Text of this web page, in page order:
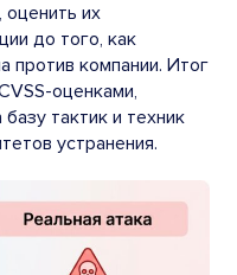
их
до того, как
против компании. Итог
оценками,
тактик и техник
устранения.